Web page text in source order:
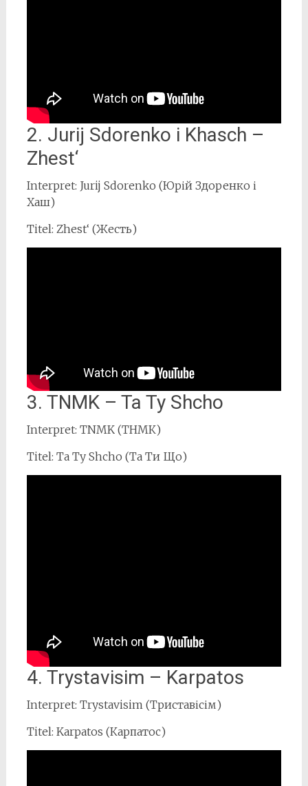
2. Jurij Sdorenko i Khasch –
Zhest‘
Interpret: Jurij Sdorenko (Юрій Здоренко і
Хаш)
Titel: Zhest‘ (Жесть)
3. TNMK – Ta Ty Shcho
Interpret: TNMK (ТНМК)
Titel: Ta Ty Shcho (Та Ти Що)
4. Trystavisim – Karpatos
Interpret: Trystavisim (Триставісім)
Titel: Karpatos (Карпатос)